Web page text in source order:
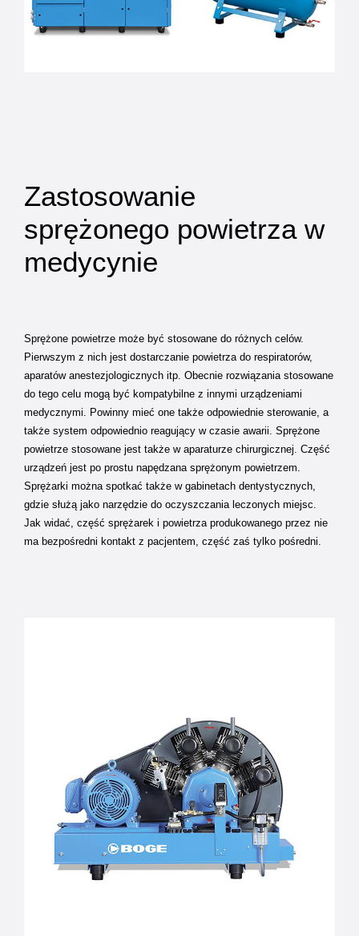
Zastosowanie
sprężonego powietrza w
medycynie
Sprężone powietrze może być stosowane do różnych celów.
Pierwszym z nich jest dostarczanie powietrza do respiratorów,
aparatów anestezjologicznych itp. Obecnie rozwiązania stosowane
do tego celu mogą być kompatybilne z innymi urządzeniami
medycznymi. Powinny mieć one także odpowiednie sterowanie, a
także system odpowiednio reagujący w czasie awarii. Sprężone
powietrze stosowane jest także w aparaturze chirurgicznej. Część
urządzeń jest po prostu napędzana sprężonym powietrzem.
Sprężarki można spotkać także w gabinetach dentystycznych,
gdzie służą jako narzędzie do oczyszczania leczonych miejsc.
Jak widać, część sprężarek i powietrza produkowanego przez nie
ma bezpośredni kontakt z pacjentem, część zaś tylko pośredni.